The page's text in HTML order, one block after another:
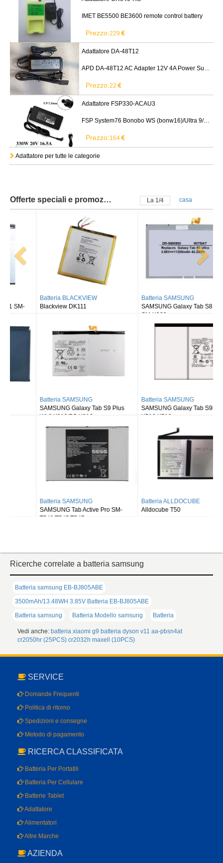
IMET BE5500 BE3600 remote control battery
Prezzo:229
Adattatore DA-48T12
APD DA-48T12 AC Adapter 12V 4A Power Supply Cord
Prezzo:22
Adattatore FSP330-ACAU3
FSP System76 Bonobo WS (bonw16)/Ultra 9/RTX5090
Prezzo:164
Adattatore per tutte le categorie
Offerte speciali e promozioni La 2/4 casa
Batteria BLACKVIEW
Blackview DK111
Batteria SAMSUNG
SAMSUNG Galaxy Tab S8 Ultra
Batteria SAMSUNG
SAMSUNG Galaxy Tab S9 Plus
Wi-fi X810/5G X816
Batteria SAMSUNG
SAMSUNG Galaxy Tab S9FE X510
X516 X518
Batteria SAMSUNG
SAMSUNG Tab Active Pro SM-
T540/T545/T547
Batteria ALLDOCUBE
Alldocube T50
Ricerche correlate a batteria samsung
Batteria samsung EB-BJ805ABE
3500mAh/13.48WH 3.85V Batteria EB-BJ805ABE
Batteria samsung
Batteria Modello samsung Batteria
Vedi anche: batteria xiaomi g9 batteria dyson v11 aa-pbsn4at
cr2050hr (25PCS) cr2032h maxell (10PCS)
SERVICE
Domande Frequenti
Politica di ritorno
Spedizioni e consegne
Metodo di pagamento
RICERCA CLASSIFICATA
Batteria Per Portatili
Batteria Per Cellulare
Batterie Tablet
Adattatore
Alimentatori
Altre Marche
AZIENDA